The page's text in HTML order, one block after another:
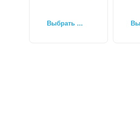
Выбрать ...